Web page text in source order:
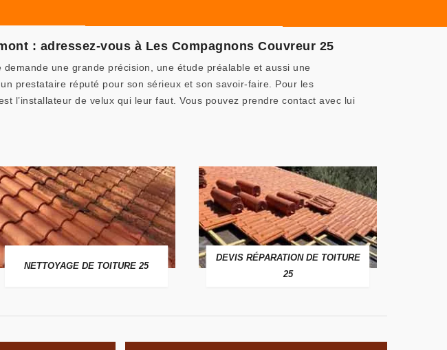
: adressez-vous à Les Compagnons Couvreur 25
une grande précision, une étude préalable et aussi une
prestataire réputé pour son sérieux et son savoir-faire. Pour les
l’installateur de velux qui leur faut. Vous pouvez prendre contact avec lui
NETTOYAGE DE TOITURE 25
DEVIS RÉPARATION DE TOITURE
25